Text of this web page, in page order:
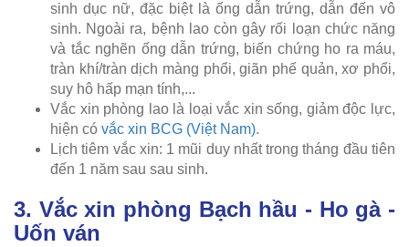
sinh dục nữ, đặc biệt là ống dẫn trứng, dẫn đến vô
sinh. Ngoài ra, bệnh lao còn gây rối loạn chức năng
và tắc nghẽn ống dẫn trứng, biến chứng ho ra máu,
tràn khí/tràn dịch màng phổi, giãn phế quản, xơ phổi,
suy hô hấp mạn tính,...
Vắc xin phòng lao là loại vắc xin sống, giảm độc lực,
hiện có vắc xin BCG (Việt Nam).
Lịch tiêm vắc xin: 1 mũi duy nhất trong tháng đầu tiên
đến 1 năm sau sau sinh.
3. Vắc xin phòng Bạch hầu - Ho gà -
Uốn ván